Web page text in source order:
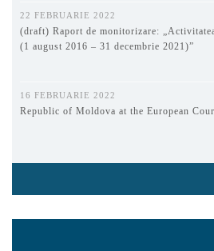
22 FEBRUARIE 2022
(draft) Raport de monitorizare:
(1 august 2016 – 31 decembrie 2021)”
16 FEBRUARIE 2022
Republic of Moldova at the European